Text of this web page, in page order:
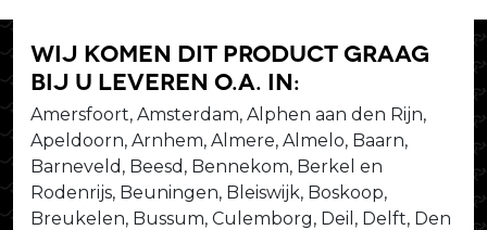
Wij komen dit product graag
bij u leveren o.a. in:
Amersfoort, Amsterdam, Alphen aan den Rijn,
Apeldoorn, Arnhem, Almere, Almelo, Baarn,
Barneveld, Beesd, Bennekom, Berkel en
Rodenrijs, Beuningen, Bleiswijk, Boskoop,
Breukelen, Bussum, Culemborg, Deil, Delft, Den